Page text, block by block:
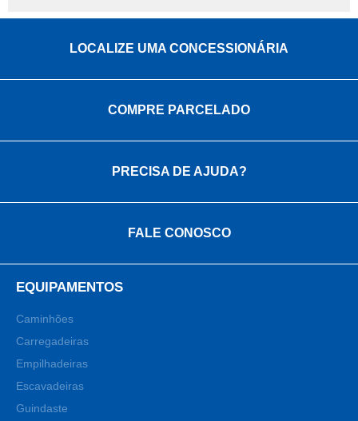
LOCALIZE UMA CONCESSIONÁRIA
COMPRE PARCELADO
PRECISA DE AJUDA?
FALE CONOSCO
EQUIPAMENTOS
Caminhões
Carregadeiras
Empilhadeiras
Escavadeiras
Guindaste